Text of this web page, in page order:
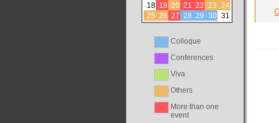
18 19 20 21 22 23 24
25 26 27 28 29 30 31
Colloque
Conferences
Viva
Others
More than one
event